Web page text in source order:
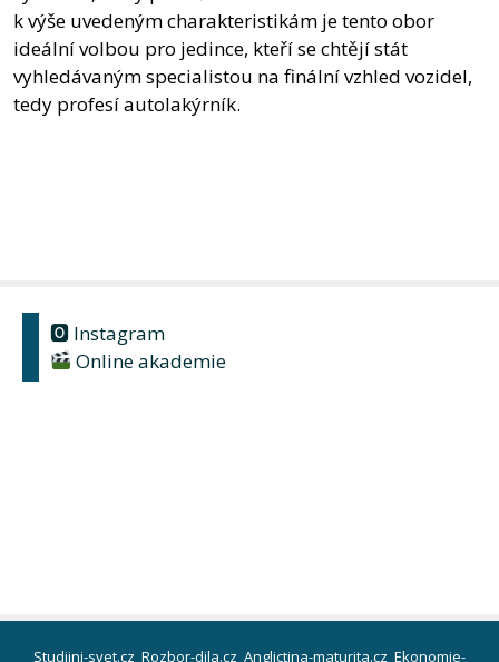
k výše uvedeným charakteristikám je tento obor
ideální volbou pro jedince, kteří se chtějí stát
vyhledávaným specialistou na finální vzhled vozidel,
tedy profesí autolakýrník.
🅾 Instagram
Online akademie
Studijni-svet.cz Rozbor-dila.cz Anglictina-maturita.cz Ekonomie-